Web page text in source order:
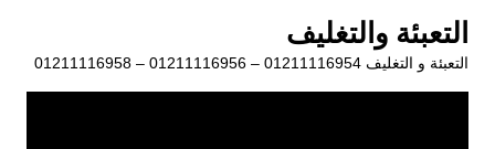
المحتوى
التعبئة والتغليف
التعبئة و التغليف 01211116954 – 01211116956 – 01211116958